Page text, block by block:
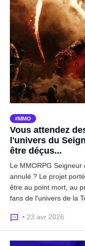
MMO
Vous attendez
l'univers du
être déçus...
Le MMORPG
annulé ? Le projet
être au point mort, au
fans de l'univers de la
• 23 avr 2026